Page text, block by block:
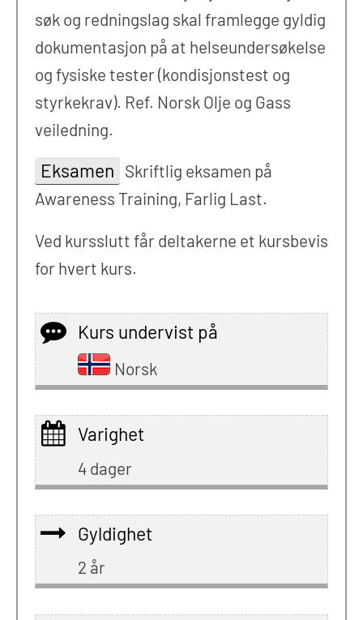
søk og redningslag skal framlegge gyldig
dokumentasjon på at helseundersøkelse
og fysiske tester (kondisjonstest og
styrkekrav). Ref. Norsk Olje og Gass
veiledning.
Eksamen Skriftlig eksamen på
Awareness Training, Farlig Last.
Ved kursslutt får deltakerne et kursbevis
for hvert kurs.
Kurs undervist på
Norsk
Varighet
4 dager
Gyldighet
2 år